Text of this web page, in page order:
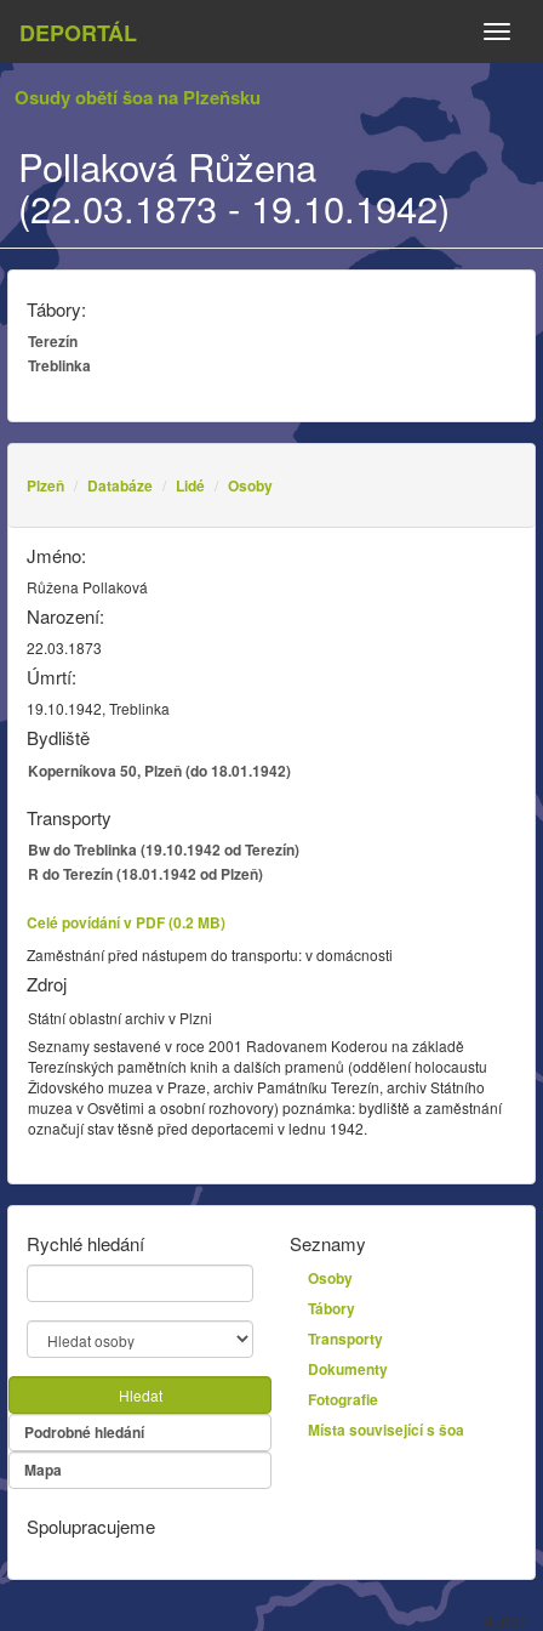
DEPORTÁL
Osudy obětí šoa na Plzeňsku
Pollaková Růžena
(22.03.1873 - 19.10.1942)
Tábory:
Terezín
Treblinka
Plzeň Databáze Lidé Osoby
Jméno:
Růžena Pollaková
Narození:
22.03.1873
Úmrtí:
19.10.1942, Treblinka
Bydliště
Koperníkova 50, Plzeň (do 18.01.1942)
Transporty
Bw do Treblinka (19.10.1942 od Terezín)
R do Terezín (18.01.1942 od Plzeň)
Celé povídání v PDF (0.2 MB)
Zaměstnání před nástupem do transportu: v domácnosti
Zdroj
Státní oblastní archiv v Plzni
Seznamy sestavené v roce 2001 Radovanem Koderou na základě
Terezínských pamětních knih a dalších pramenů (oddělení holocaustu
Židovského muzea v Praze, archiv Památníku Terezín, archiv Státního
muzea v Osvětimi a osobní rozhovory) poznámka: bydliště a zaměstnání
označují stav těsně před deportacemi v lednu 1942.
Rychlé hledání
Hledat
Podrobné hledání
Mapa
Seznamy
Osoby
Tábory
Transporty
Dokumenty
Fotografie
Místa související s šoa
Spolupracujeme
Autor